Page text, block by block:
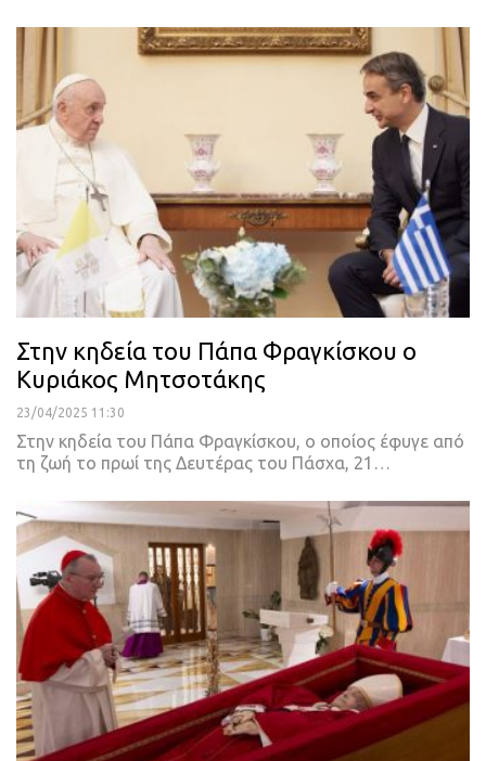
Στην κηδεία του Πάπα Φραγκίσκου ο
Κυριάκος Μητσοτάκης
23/04/2025 11:30
Στην κηδεία του Πάπα Φραγκίσκου, ο οποίος έφυγε από
τη ζωή το πρωί της Δευτέρας του Πάσχα, 21…